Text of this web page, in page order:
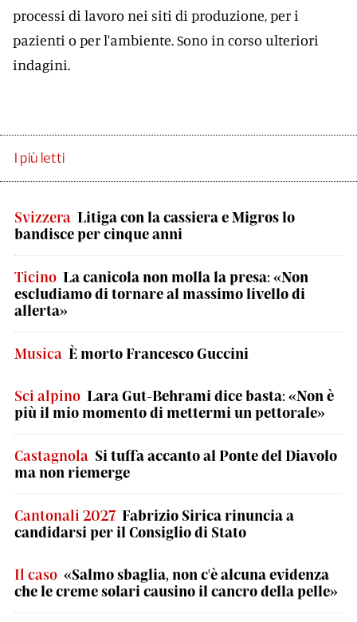
processi di lavoro nei siti di produzione, per i
pazienti o per l'ambiente. Sono in corso ulteriori
indagini.
I più letti
Svizzera Litiga con la cassiera e Migros lo
bandisce per cinque anni
Ticino La canicola non molla la presa: «Non
escludiamo di tornare al massimo livello di
allerta»
Musica È morto Francesco Guccini
Sci alpino Lara Gut-Behrami dice basta: «Non è
più il mio momento di mettermi un pettorale»
Castagnola Si tuffa accanto al Ponte del Diavolo
ma non riemerge
Cantonali 2027 Fabrizio Sirica rinuncia a
candidarsi per il Consiglio di Stato
Il caso «Salmo sbaglia, non c'è alcuna evidenza
che le creme solari causino il cancro della pelle»